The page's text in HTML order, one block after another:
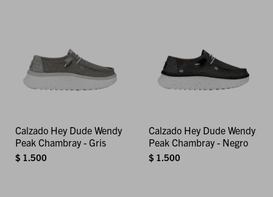
Calzado Hey Dude Wendy
Peak Chambray - Gris
$ 1.500
Calzado Hey Dude Wendy
Peak Chambray - Negro
$ 1.500